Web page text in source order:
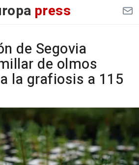
press
de Segovia
de olmos
la grafiosis a 115